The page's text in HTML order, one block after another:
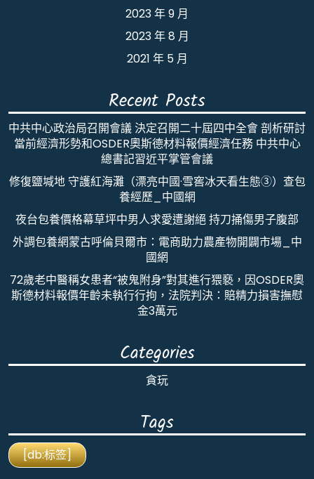
2023 年 9 月
2023 年 8 月
2021 年 5 月
Recent Posts
中共中心政治局召開會議 決定召開二十屆四中全會 剖析研討
當前經濟形勢和OSDER奧斯德材料報價經濟任務 中共中心
總書記習近平掌管會議
修復鹽堿地 守護紅海灘（漂亮中國·雪窖冰天看生態③）查包
養經歷_中國網
夜台包養價格幕草坪中男人求愛遭謝絕 持刀捅傷男子腹部
外調包養網蒙古呼倫貝爾市：電商助力農產物開闢市場_中
國網
72歲老中醫稱女患者“被鬼附身”對其進行猥褻，因OSDER奧
斯德材料報價年齡未執行行拘，法院判決：賠精力損害撫慰
金3萬元
Categories
貪玩
Tags
[db:标签]